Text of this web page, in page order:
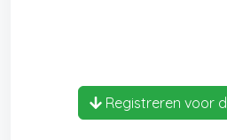
Registreren voor